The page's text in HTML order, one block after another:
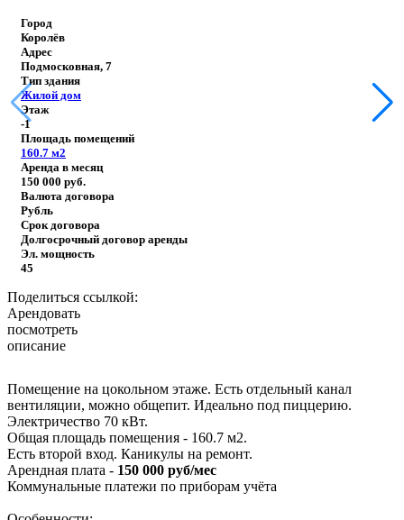
Город
Королёв
Адрес
Подмосковная, 7
Тип здания
Жилой дом
Этаж
-1
Площадь помещений
160.7 м2
Аренда в месяц
150 000 руб.
Валюта договора
Рубль
Срок договора
Долгосрочный договор аренды
Эл. мощность
45
Поделиться ссылкой:
Арендовать
посмотреть
описание
Помещение на цокольном этаже. Есть отдельный канал
вентиляции, можно общепит. Идеально под пиццерию.
Электричество 70 кВт.
Общая площадь помещения - 160.7 м2.
Есть второй вход. Каникулы на ремонт.
Арендная плата - 150 000 руб/мес
Коммунальные платежи по приборам учёта